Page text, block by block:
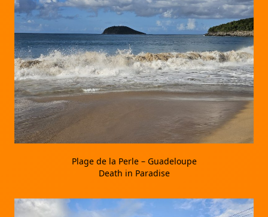
Plage de la Perle – Guadeloupe
Death in Paradise